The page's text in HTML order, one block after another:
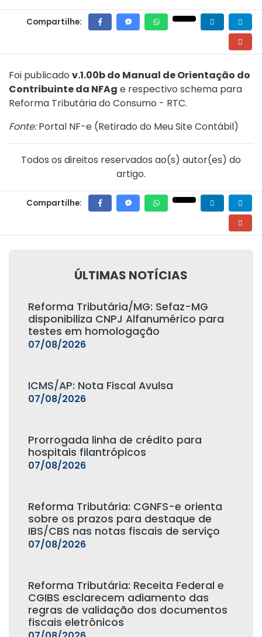
Compartilhe:
Foi publicado v.1.00b do Manual de Orientação do
Contribuinte da NFAg e respectivo schema para
Reforma Tributária do Consumo - RTC.
Fonte:Portal NF-e (Retirado do Meu Site Contábil)
Todos os direitos reservados ao(s) autor(es) do
artigo.
Compartilhe:
ÚLTIMAS NOTÍCIAS
Reforma Tributária/MG: Sefaz-MG
disponibiliza CNPJ Alfanumérico para
testes em homologação
07/08/2026
ICMS/AP: Nota Fiscal Avulsa
07/08/2026
Prorrogada linha de crédito para
hospitais filantrópicos
07/08/2026
Reforma Tributária: CGNFS-e orienta
sobre os prazos para destaque de
IBS/CBS nas notas fiscais de serviço
07/08/2026
Reforma Tributária: Receita Federal e
CGIBS esclarecem adiamento das
regras de validação dos documentos
fiscais eletrônicos